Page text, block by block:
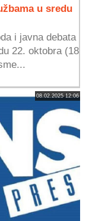
u sredu
i javna debata
22. oktobra (18
08.02.2025 12:06